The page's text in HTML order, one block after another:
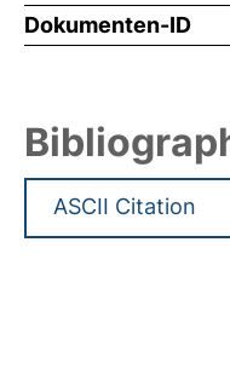
Dokumenten-ID